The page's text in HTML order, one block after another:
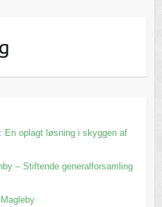
En oplagt løsning i skyggen af
– Stiftende generalforsamling